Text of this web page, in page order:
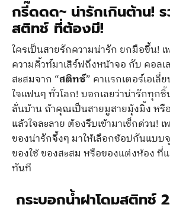
กรี๊ดดด~ น่ารักเกินต้าน! ร
สติทช์ ที่ต้องมี!
ใครเป็นสายรักความน่ารัก ยกมือขึ้น! เ
ความคิ้วท์มาเสิร์ฟถึงหน้าจอ กับ คอลเ
สะสมจาก “สติทช์” คาแรกเตอร์เอเ
ใจแฟนๆ ทั่วโลก! บอกเลยว่าน่ารักทุก
ลั่นบ้าน ถ้าคุณเป็นสายมูสายมุ้งมิ้ง หรื
แล้วใจละลาย ต้องรีบเข้ามาเช็กด่วน!
ของน่ารักจึ้งๆ มาให้เลือกช้อปกันแบบ
ของใช้ ของสะสม หรือของแต่งห้อง ที่
ทันที
กระบอกน้ำฝาโดมสติทช์